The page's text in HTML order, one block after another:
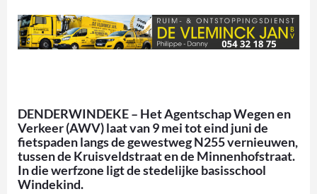
DENDERWINDEKE – Het Agentschap Wegen en
Verkeer (AWV) laat van 9 mei tot eind juni de
fietspaden langs de gewestweg N255 vernieuwen,
tussen de Kruisveldstraat en de Minnenhofstraat.
In die werfzone ligt de stedelijke basisschool
Windekind.